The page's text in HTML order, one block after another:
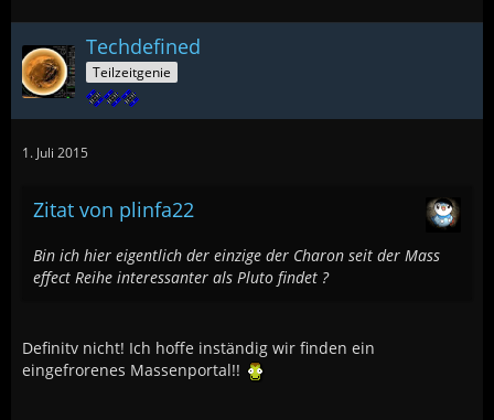
Techdefined
Teilzeitgenie
1. Juli 2015
Zitat von plinfa22
Bin ich hier eigentlich der einzige der Charon seit der Mass
effect Reihe interessanter als Pluto findet ?
Definitv nicht! Ich hoffe inständig wir finden ein
eingefrorenes Massenportal!!